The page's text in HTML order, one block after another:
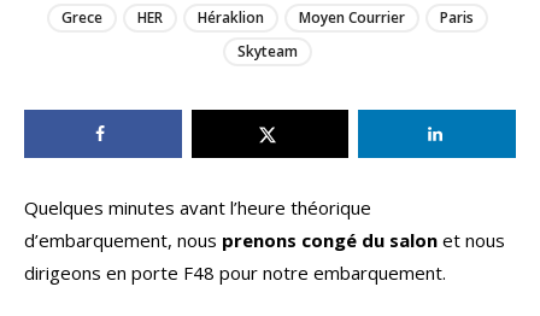
Grece HER Héraklion Moyen Courrier
Paris
Skyteam
Quelques minutes avant l’heure théorique
d’embarquement, nous prenons congé du salon et nous
dirigeons en porte F48 pour notre embarquement.